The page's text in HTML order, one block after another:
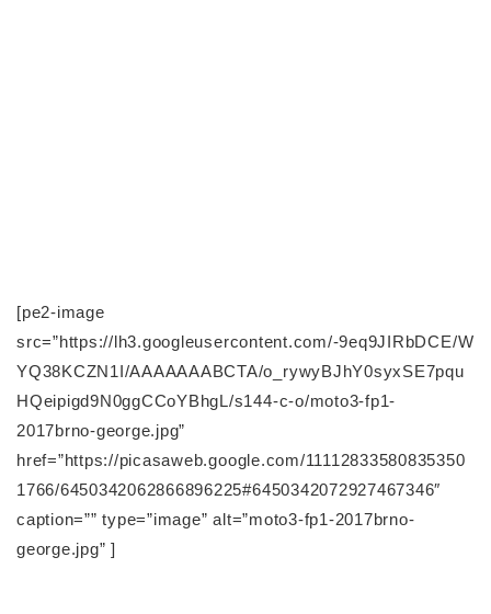
[pe2-image
src=”https://lh3.googleusercontent.com/-9eq9JIRbDCE/W
YQ38KCZN1I/AAAAAAABCTA/o_rywyBJhY0syxSE7pqu
HQeipigd9N0ggCCoYBhgL/s144-c-o/moto3-fp1-
2017brno-george.jpg”
href=”https://picasaweb.google.com/11112833580835350
1766/6450342062866896225#6450342072927467346″
caption=”” type=”image” alt=”moto3-fp1-2017brno-
george.jpg” ]